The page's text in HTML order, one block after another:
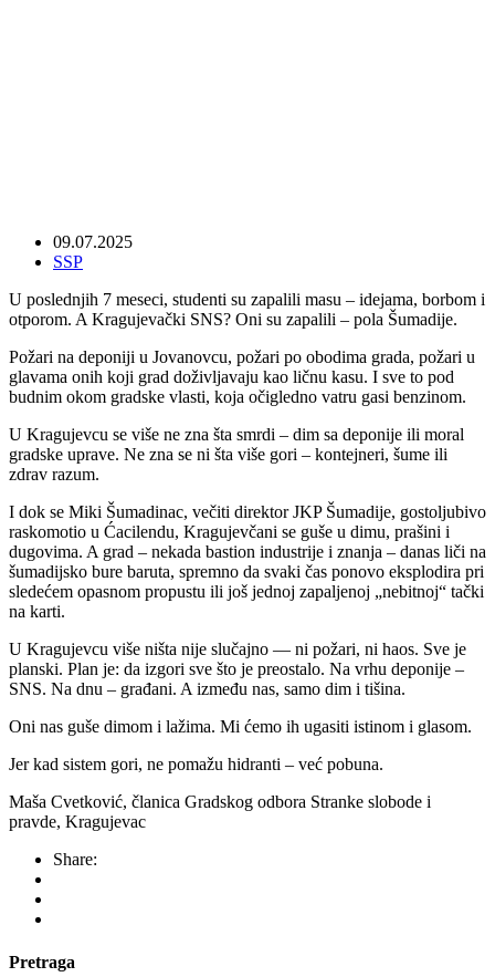
09.07.2025
SSP
U poslednjih 7 meseci, studenti su zapalili masu – idejama, borbom i
otporom. A Kragujevački SNS? Oni su zapalili – pola Šumadije.
Požari na deponiji u Jovanovcu, požari po obodima grada, požari u
glavama onih koji grad doživljavaju kao ličnu kasu. I sve to pod
budnim okom gradske vlasti, koja očigledno vatru gasi benzinom.
U Kragujevcu se više ne zna šta smrdi – dim sa deponije ili moral
gradske uprave. Ne zna se ni šta više gori – kontejneri, šume ili
zdrav razum.
I dok se Miki Šumadinac, večiti direktor JKP Šumadije, gostoljubivo
raskomotio u Ćacilendu, Kragujevčani se guše u dimu, prašini i
dugovima. A grad – nekada bastion industrije i znanja – danas liči na
šumadijsko bure baruta, spremno da svaki čas ponovo eksplodira pri
sledećem opasnom propustu ili još jednoj zapaljenoj „nebitnoj“ tački
na karti.
U Kragujevcu više ništa nije slučajno — ni požari, ni haos. Sve je
planski. Plan je: da izgori sve što je preostalo. Na vrhu deponije –
SNS. Na dnu – građani. A između nas, samo dim i tišina.
Oni nas guše dimom i lažima. Mi ćemo ih ugasiti istinom i glasom.
Jer kad sistem gori, ne pomažu hidranti – već pobuna.
Maša Cvetković, članica Gradskog odbora Stranke slobode i
pravde, Kragujevac
Share:
Pretraga